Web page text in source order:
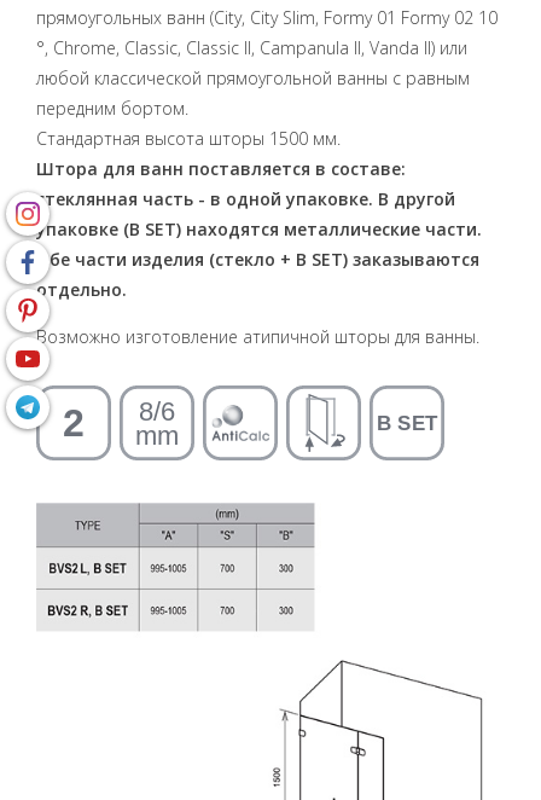
прямоугольных ванн (City, City Slim, Formy 01 Formy 02 10
°, Chrome, Classic, Classic II, Campanula II, Vanda II) или
любой классической прямоугольной ванны с равным
передним бортом.
Стандартная высота шторы 1500 мм.
Штора для ванн поставляется в составе:
стеклянная часть - в одной упаковке. В другой
упаковке (B SET) находятся металлические части.
Обе части изделия (стекло + B SET) заказываются
отдельно.
Возможно изготовление атипичной шторы для ванны.